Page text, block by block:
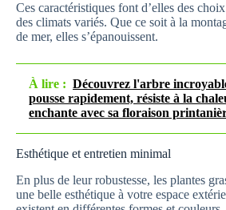
Ces caractéristiques font d’elles des
des climats variés. Que ce soit à la
de mer, elles s’épanouissent.
À lire : Découvrez l'arbre
pousse rapidement, résiste à la
enchante avec sa floraison
Esthétique et entretien minimal
En plus de leur robustesse, les plantes
une belle esthétique à votre espace